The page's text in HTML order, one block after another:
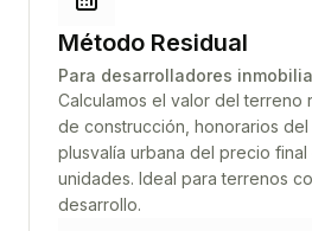
Método Residual
Para desarrolladores
Calculamos el valor del terreno
de construcción, honorarios
plusvalía urbana del precio
unidades. Ideal para terrenos
desarrollo.